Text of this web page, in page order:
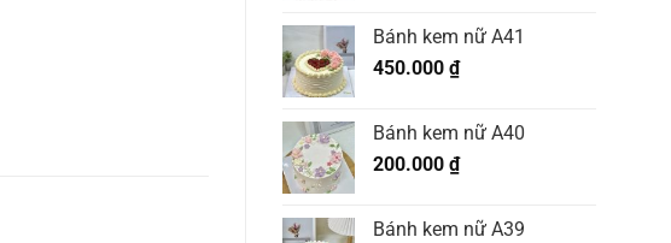
Bánh kem nữ A41
450.000 ₫
Bánh kem nữ A40
200.000 ₫
Bánh kem nữ A39